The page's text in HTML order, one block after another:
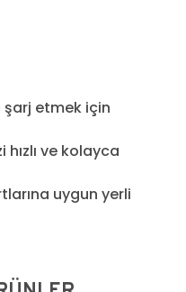
şarj etmek için
ve kolayca
uygun yerli